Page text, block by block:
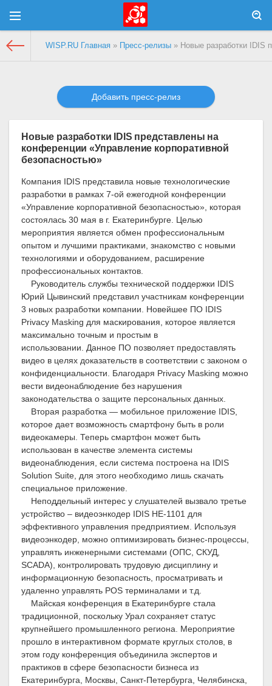
WISP.RU Главная » Пресс-релизы » Новые разработки IDIS
Добавить пресс-релиз
Новые разработки IDIS представлены на
конференции «Управление корпоративной
безопасностью»
Компания IDIS представила новые технологические
разработки в рамках 7-ой ежегодной конференции
«Управление корпоративной безопасностью», которая
состоялась 30 мая в г. Екатеринбурге. Целью
мероприятия является обмен профессиональным
опытом и лучшими практиками, знакомство с новыми
технологиями и оборудованием, расширение
профессиональных контактов.
Руководитель службы технической поддержки IDIS
Юрий Цывинский представил участникам конференции
3 новых разработки компании. Новейшее ПО IDIS
Privacy Masking для маскирования, которое является
максимально точным и простым в
использовании. Данное ПО позволяет предоставлять
видео в целях доказательств в соответствии с законом о
конфиденциальности. Благодаря Privacy Masking можно
вести видеонаблюдение без нарушения
законодательства о защите персональных данных.
Вторая разработка — мобильное приложение IDIS,
которое дает возможность смартфону быть в роли
видеокамеры. Теперь смартфон может быть
использован в качестве элемента системы
видеонаблюдения, если система построена на IDIS
Solution Suite, для этого необходимо лишь скачать
специальное приложение.
Неподдельный интерес у слушателей вызвало третье
устройство – видеоэнкодер IDIS HE-1101 для
эффективного управления предприятием. Используя
видеоэнкодер, можно оптимизировать бизнес-процессы,
управлять инженерными системами (ОПС, СКУД,
SCADA), контролировать трудовую дисциплину и
информационную безопасность, просматривать и
удаленно управлять POS терминалами и т.д.
Майская конференция в Екатеринбурге стала
традиционной, поскольку Урал сохраняет статус
крупнейшего промышленного региона. Мероприятие
прошло в интерактивном формате круглых столов, в
этом году конференция объединила экспертов и
практиков в сфере безопасности бизнеса из
Екатеринбурга, Москвы, Санкт-Петербурга, Челябинска,